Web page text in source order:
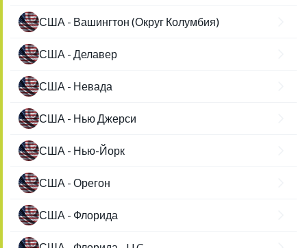
США - Вашингтон (Округ Колумбия)
США - Делавер
США - Невада
США - Нью Джерси
США - Нью-Йорк
США - Орегон
США - Флорида